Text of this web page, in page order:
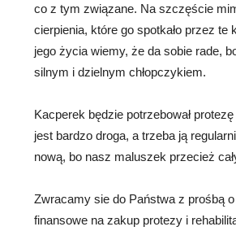
co z tym związane. Na szczęście
cierpienia, które go spotkało przez te
jego życia wiemy, że da sobie rade,
silnym i dzielnym chłopczykiem.
Kacperek będzie potrzebował
jest bardzo droga, a trzeba ją
nową, bo nasz maluszek przecież
Zwracamy sie do Państwa z prośbą
finansowe na zakup protezy i